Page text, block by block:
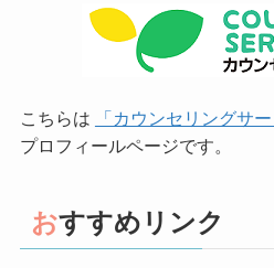
こちらは 「カウンセリングサー
プロフィールページです。
おすすめリンク